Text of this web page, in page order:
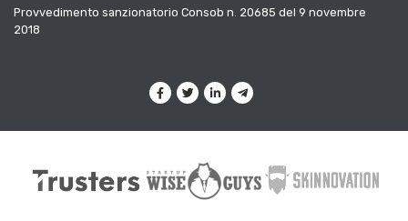
Provvedimento sanzionatorio Consob n. 20685 del 9 novembre
2018